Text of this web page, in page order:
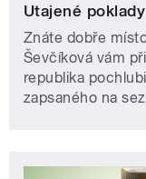
Utajené
Znáte dobře
Ševčíková vám
republika
zapsaného na